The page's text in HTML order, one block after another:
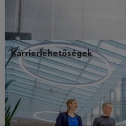
Karrierlehetőségek